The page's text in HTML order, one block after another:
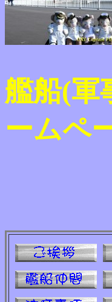
艦船(軍
ームペ